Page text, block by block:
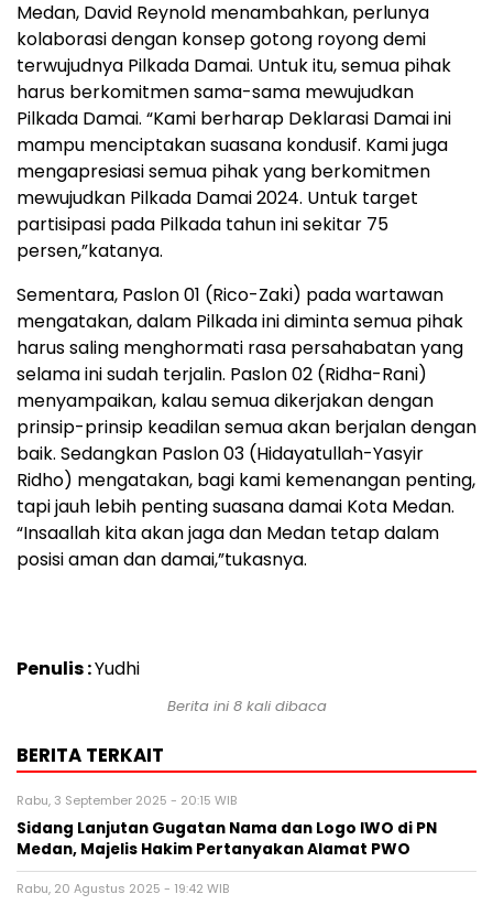
Medan, David Reynold menambahkan, perlunya
kolaborasi dengan konsep gotong royong demi
terwujudnya Pilkada Damai. Untuk itu, semua pihak
harus berkomitmen sama-sama mewujudkan
Pilkada Damai. “Kami berharap Deklarasi Damai ini
mampu menciptakan suasana kondusif. Kami juga
mengapresiasi semua pihak yang berkomitmen
mewujudkan Pilkada Damai 2024. Untuk target
partisipasi pada Pilkada tahun ini sekitar 75
persen,”katanya.
Sementara, Paslon 01 (Rico-Zaki) pada wartawan
mengatakan, dalam Pilkada ini diminta semua pihak
harus saling menghormati rasa persahabatan yang
selama ini sudah terjalin. Paslon 02 (Ridha-Rani)
menyampaikan, kalau semua dikerjakan dengan
prinsip-prinsip keadilan semua akan berjalan dengan
baik. Sedangkan Paslon 03 (Hidayatullah-Yasyir
Ridho) mengatakan, bagi kami kemenangan penting,
tapi jauh lebih penting suasana damai Kota Medan.
“Insaallah kita akan jaga dan Medan tetap dalam
posisi aman dan damai,”tukasnya.
Penulis :Yudhi
Berita ini 8 kali dibaca
BERITA TERKAIT
Rabu, 3 September 2025 - 20:15 WIB
Sidang Lanjutan Gugatan Nama dan Logo IWO di PN
Medan, Majelis Hakim Pertanyakan Alamat PWO
Rabu, 20 Agustus 2025 - 19:42 WIB